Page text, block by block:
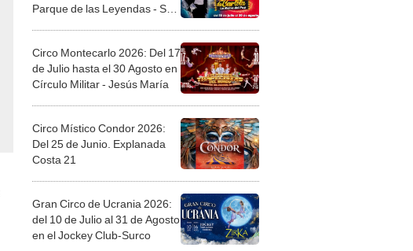
Parque de las Leyendas - San
Circo Montecarlo 2026: Del 17
de Julio hasta el 30 Agosto en
Círculo Militar - Jesús María
Circo Místico Condor 2026:
Del 25 de Junio. Explanada
Costa 21
Gran Circo de Ucrania 2026:
del 10 de Julio al 31 de Agosto
en el Jockey Club-Surco